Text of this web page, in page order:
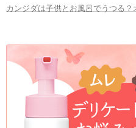
カンジダは子供とお風呂でうつる？